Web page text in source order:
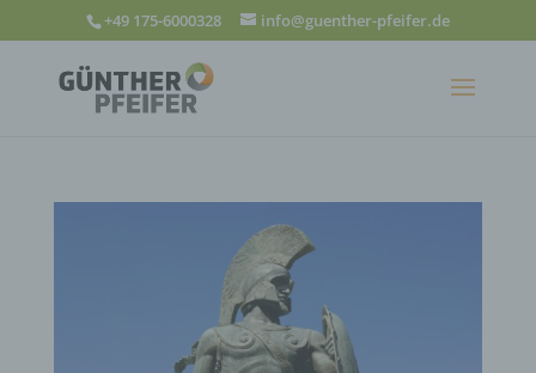
+49 175-6000328 info@guenther-pfeifer.de